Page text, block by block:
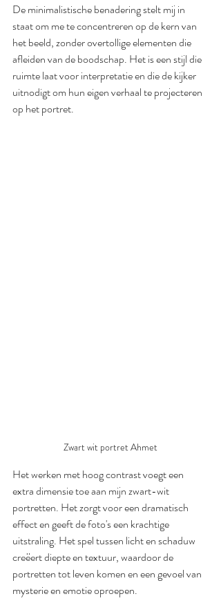
De minimalistische benadering stelt mij in
staat om me te concentreren op de kern van
het beeld, zonder overtollige elementen die
afleiden van de boodschap. Het is een stijl die
ruimte laat voor interpretatie en die de kijker
uitnodigt om hun eigen verhaal te projecteren
op het portret.
Zwart wit portret Ahmet
Het werken met hoog contrast voegt een
extra dimensie toe aan mijn zwart-wit
portretten. Het zorgt voor een dramatisch
effect en geeft de foto's een krachtige
uitstraling. Het spel tussen licht en schaduw
creëert diepte en textuur, waardoor de
portretten tot leven komen en een gevoel van
mysterie en emotie oproepen.